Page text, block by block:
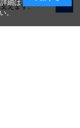
えます。
細は
。